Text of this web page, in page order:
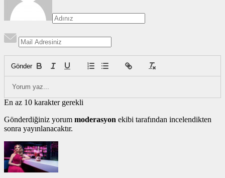
Gönder
En az 10 karakter gerekli
Gönderdiğiniz yorum moderasyon ekibi tarafından incelendikten
sonra yayınlanacaktır.